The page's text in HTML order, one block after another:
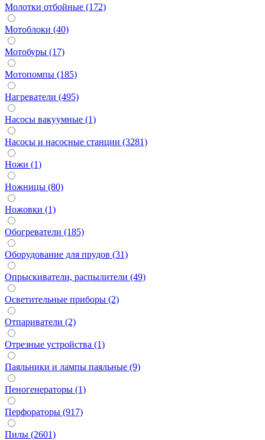
Молотки отбойные (172)
Мотоблоки (40)
Мотобуры (17)
Мотопомпы (185)
Нагреватели (495)
Насосы вакуумные (1)
Насосы и насосные станции (3281)
Ножи (1)
Ножницы (80)
Ножовки (1)
Обогреватели (185)
Оборудование для прудов (31)
Опрыскиватели, распылители (49)
Осветительные приборы (2)
Отпариватели (2)
Отрезные устройства (1)
Паяльники и лампы паяльные (9)
Пеногенераторы (1)
Перфораторы (917)
Пилы (2601)